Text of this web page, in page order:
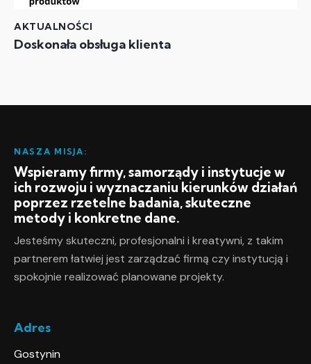
AKTUALNOŚCI
Doskonała obsługa klienta
NASZA MISJA:
Wspieramy firmy, samorządy i instytucje w
ich rozwoju i wyznaczaniu kierunków działań
poprzez rzetelne badania, skuteczne
metody i konkretne dane.
Jesteśmy skuteczni, profesjonalni i kreatywni, z takim
partnerem łatwiej jest zarządzać firmą czy instytucją i
spokojnie realizować planowane projekty.
Adres
Gostynin